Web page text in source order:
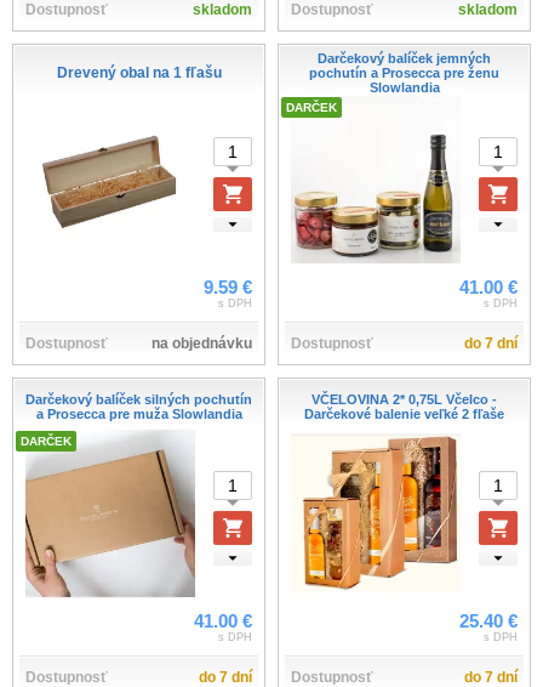
Dostupnosť skladom Dostupnosť skladom
Drevený obal na 1 fľašu
9.59 €
s DPH
Dostupnosť na objednávku
Darčekový balíček jemných
pochutín a Prosecca pre ženu
Slowlandia
DARČEK
41.00 €
s DPH
Dostupnosť do 7 dní
Darčekový balíček silných pochutín
a Prosecca pre muža Slowlandia
DARČEK
41.00 €
s DPH
Dostupnosť do 7 dní
VČELOVINA 2* 0,75L Včelco -
Darčekové balenie veľké 2 fľaše
25.40 €
s DPH
Dostupnosť do 7 dní